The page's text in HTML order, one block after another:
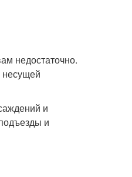
недостаточно.
несущей
и
и